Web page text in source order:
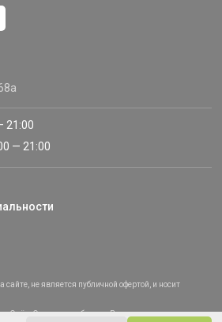
21:00
— 21:00
не является публичной офертой, и носит
Орёл, Орловская область. Все права защищены.